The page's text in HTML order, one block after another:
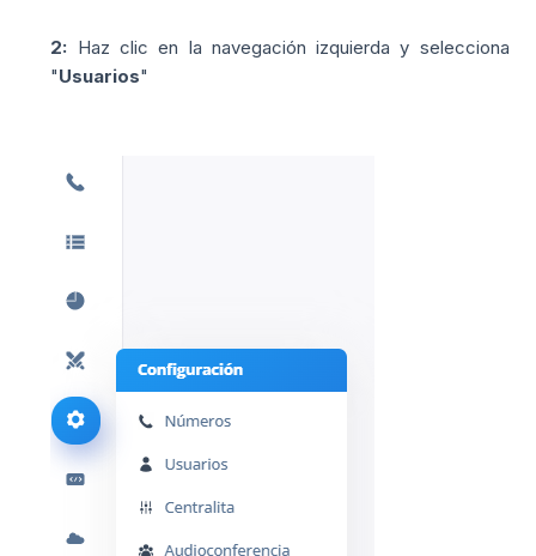
2: Haz clic en la navegación izquierda y selecciona
"Usuarios"